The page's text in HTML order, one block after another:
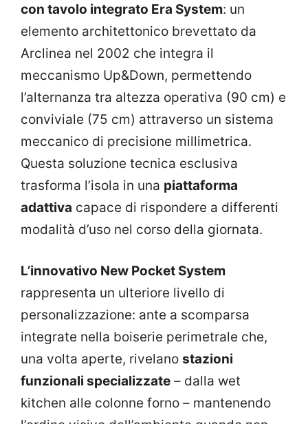
con tavolo integrato Era System: un
elemento architettonico brevettato da
Arclinea nel 2002 che integra il
meccanismo Up&Down, permettendo
l’alternanza tra altezza operativa (90 cm) e
conviviale (75 cm) attraverso un sistema
meccanico di precisione millimetrica.
Questa soluzione tecnica esclusiva
trasforma l’isola in una piattaforma
adattiva capace di rispondere a differenti
modalità d’uso nel corso della giornata.
L’innovativo New Pocket System
rappresenta un ulteriore livello di
personalizzazione: ante a scomparsa
integrate nella boiserie perimetrale che,
una volta aperte, rivelano stazioni
funzionali specializzate – dalla wet
kitchen alle colonne forno – mantenendo